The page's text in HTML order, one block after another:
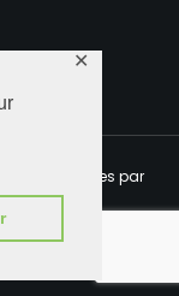
✕
sont fournies par